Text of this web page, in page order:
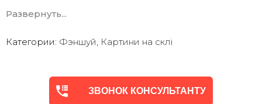
обработкой.
Закаленное стекло
Развернуть...
Категории: Фэншуй, Картини на склі
ЗВОНОК КОНСУЛЬТАНТУ